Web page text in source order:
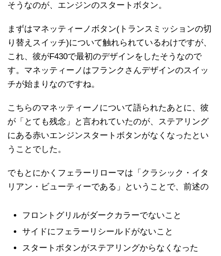
そうなのが、エンジンのスタートボタン。
まずはマネッティーノボタン(トランスミッションの切
り替えスイッチ)について触れられているわけですが、
これ、彼がF430で最初のデザインをしたそうなので
す。マネッティーノはフランクさんデザインのスイッ
チが始まりなのですね。
こちらのマネッティーノについて語られたあとに、彼
が「とても残念」と言われていたのが、ステアリング
にある赤いエンジンスタートボタンがなくなったとい
うことでした。
でもとにかくフェラーリローマは「クラシック・イタ
リアン・ビューティーである」ということで、前述の
フロントグリルがダークカラーでないこと
サイドにフェラーリシールドがないこと
スタートボタンがステアリングからなくなった